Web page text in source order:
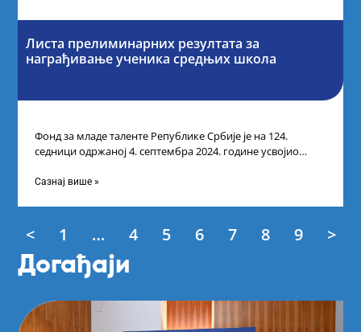
Листа прелиминарних резултата за
награђивање ученика средњих школа
Фонд за младе таленте Републике Србије је на 124.
седници одржаној 4. септембра 2024. године усвојио
Сазнај више »
< 1 … 4 5 6 7 8 9 >
Догађаји